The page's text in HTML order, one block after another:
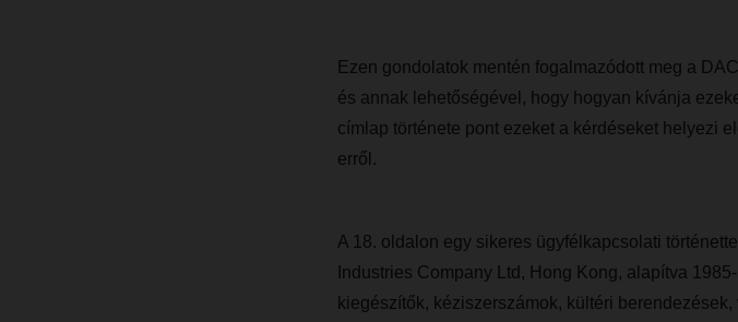
Ezen gondolatok mentén fogalmazódott meg a
és annak lehetőségével, hogy hogyan kívánja
címlap története pont ezeket a kérdéseket helyezi
erről.
A 18. oldalon egy sikeres ügyfélkapcsolati
Industries Company Ltd, Hong Kong, alapítva
kiegészítők, kéziszerszámok, kültéri